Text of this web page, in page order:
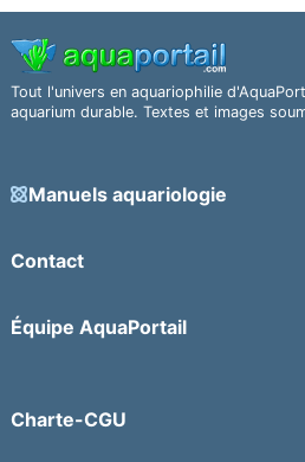
Tout l'univers en aquariophilie
aquarium durable. Textes et images
Manuels aquariologie
Contact
Équipe AquaPortail
Charte-CGU